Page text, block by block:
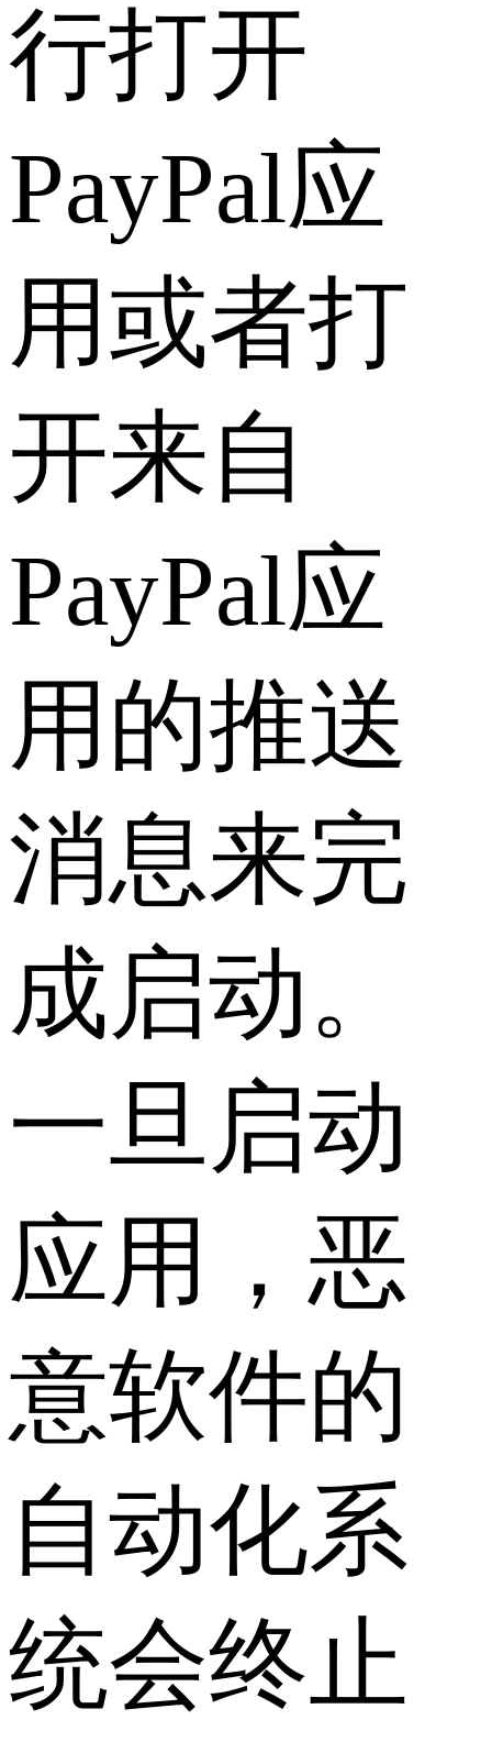
行打开
PayPal应
用或者打
开来自
PayPal应
用的推送
消息来完
成启动。
一旦启动
应用，恶
意软件的
自动化系
统会终止